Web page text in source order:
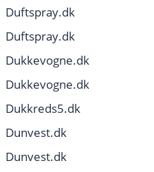
Duftspray.dk
Duftspray.dk
Dukkevogne.dk
Dukkevogne.dk
Dukkreds5.dk
Dunvest.dk
Dunvest.dk